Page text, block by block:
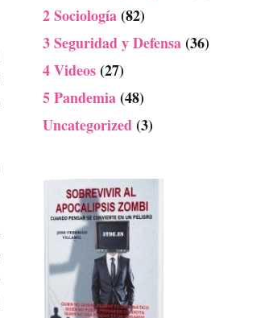
2 Sociología(82)
3 Seguridad y Defensa(36)
4 Videos(27)
5 Pandemia(48)
Uncategorized(3)